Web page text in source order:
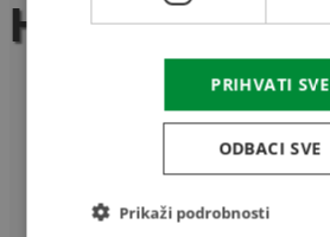
Hercegszántó
PRIHVATI SVE
ODBACI SVE
Prikaži podrobnosti